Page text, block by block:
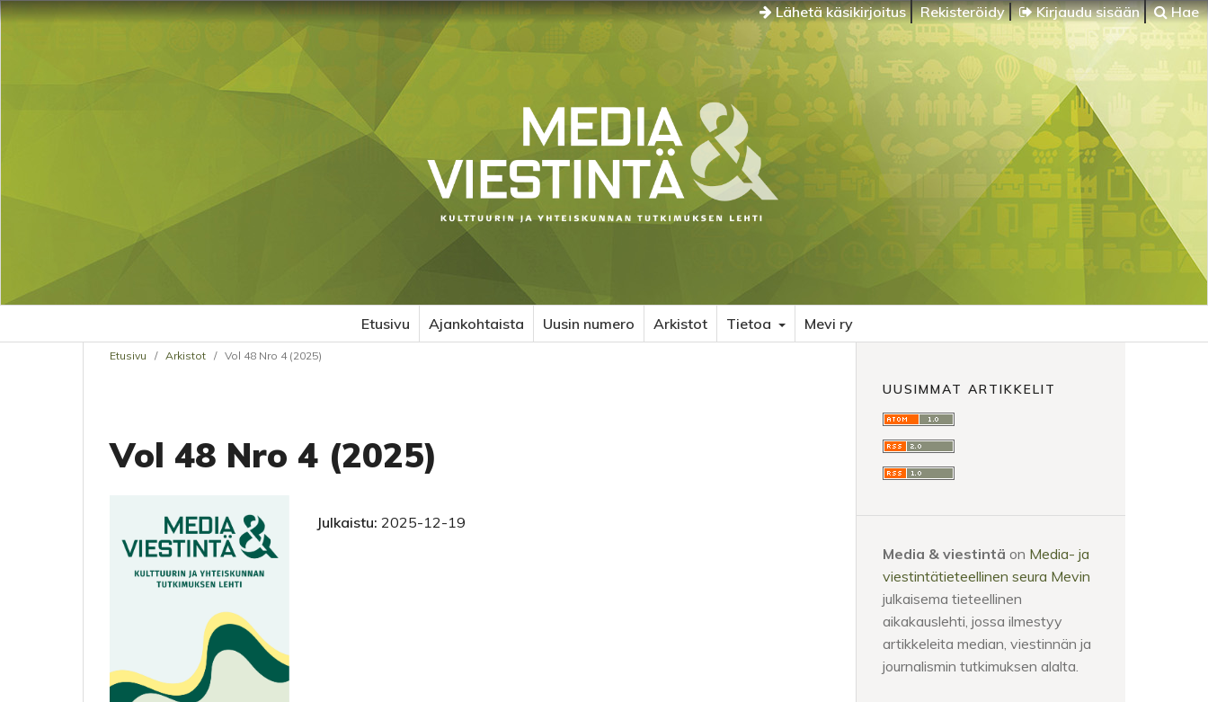
Lähetä käsikirjoitus Rekisteröidy Kirjaudu sisään Hae
Etusivu Ajankohtaista Uusin numero Arkistot Tietoa Mevi ry
Etusivu / Arkistot / Vol 48 Nro 4 (2025)
Vol 48 Nro 4 (2025)
Julkaistu: 2025-12-19
UUSIMMAT ARTIKKELIT
Media & viestintä on Media- ja
viestintätieteellinen seura Mevin
julkaisema tieteellinen
aikakauslehti, jossa ilmestyy
artikkeleita median, viestinnän ja
journalismin tutkimuksen alalta.